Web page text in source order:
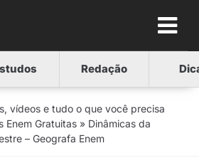
Redação
vídeos e tudo o que você precisa
Enem Gratuitas » Dinâmicas da
– Geografa Enem